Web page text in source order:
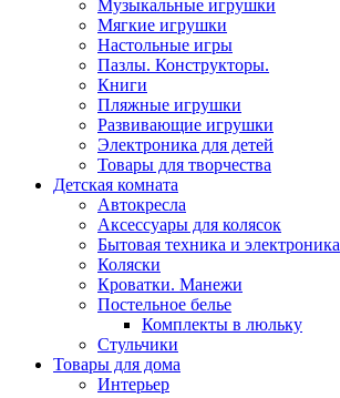
Музыкальные игрушки
Мягкие игрушки
Настольные игры
Пазлы. Конструкторы.
Книги
Пляжные игрушки
Развивающие игрушки
Электроника для детей
Товары для творчества
Детская комната
Автокресла
Аксессуары для колясок
Бытовая техника и электроника
Коляски
Кроватки. Манежи
Постельное белье
Комплекты в люльку
Стульчики
Товары для дома
Интерьер